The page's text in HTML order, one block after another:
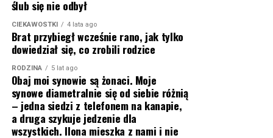
ślub się nie odbył
CIEKAWOSTKI 4 lata ago
Brat przybiegł wcześnie rano, jak tylko
dowiedział się, co zrobili rodzice
RODZINA 5 lat ago
Obaj moi synowie są żonaci. Moje
synowe diametralnie się od siebie różnią
– jedna siedzi z telefonem na kanapie,
a druga szykuje jedzenie dla
wszystkich. Ilona mieszka z nami i nie